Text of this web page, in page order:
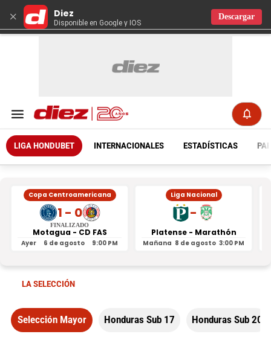
× Diez
Disponible en Google y IOS
Descargar
LIGA HONDUBET INTERNACIONALES ESTADÍSTICAS
Copa Centroamericana
1 - 0
FINALIZADO
Motagua - CD FAS
Ayer 6 de agosto 9:00 PM
Liga Nacional
-
Platense - Marathón
Mañana 8 de agosto 3:00 PM
LA SELECCIÓN
Selección Mayor Honduras Sub 17 Honduras Sub 20